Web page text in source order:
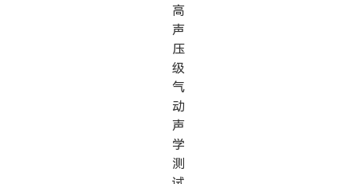
高
声
压
级
气
动
声
学
测